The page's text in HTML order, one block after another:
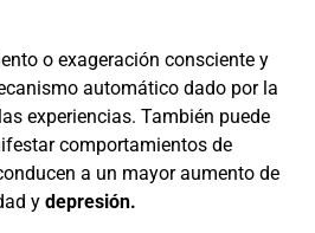
o exageración consciente y
automático dado por la
experiencias. También puede
comportamientos de
a un mayor aumento de
y depresión.